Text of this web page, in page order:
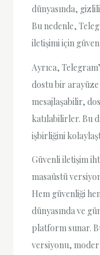
dünyasında,
Bu nedenle,
iletişimi için
Ayrıca,
dostu bir arayüze
mesajlaşabilir,
katılabilirler. Bu
işbirliğini
Güvenli iletişim
masaüstü
Hem güvenliği
dünyasında ve
platform sunar.
versiyonu,